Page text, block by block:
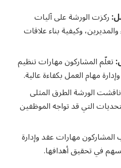
ركزت الورشة على آليات
وكيفية بناء علاقات
تعلّم المشاركون مهارات تنظيم
مهام العمل بكفاءة عالية.
ناقشت الورشة الطرق المثلى
التي قد تواجه الموظفين
مهارات عقد وإدارة
في تحقيق أهدافها.